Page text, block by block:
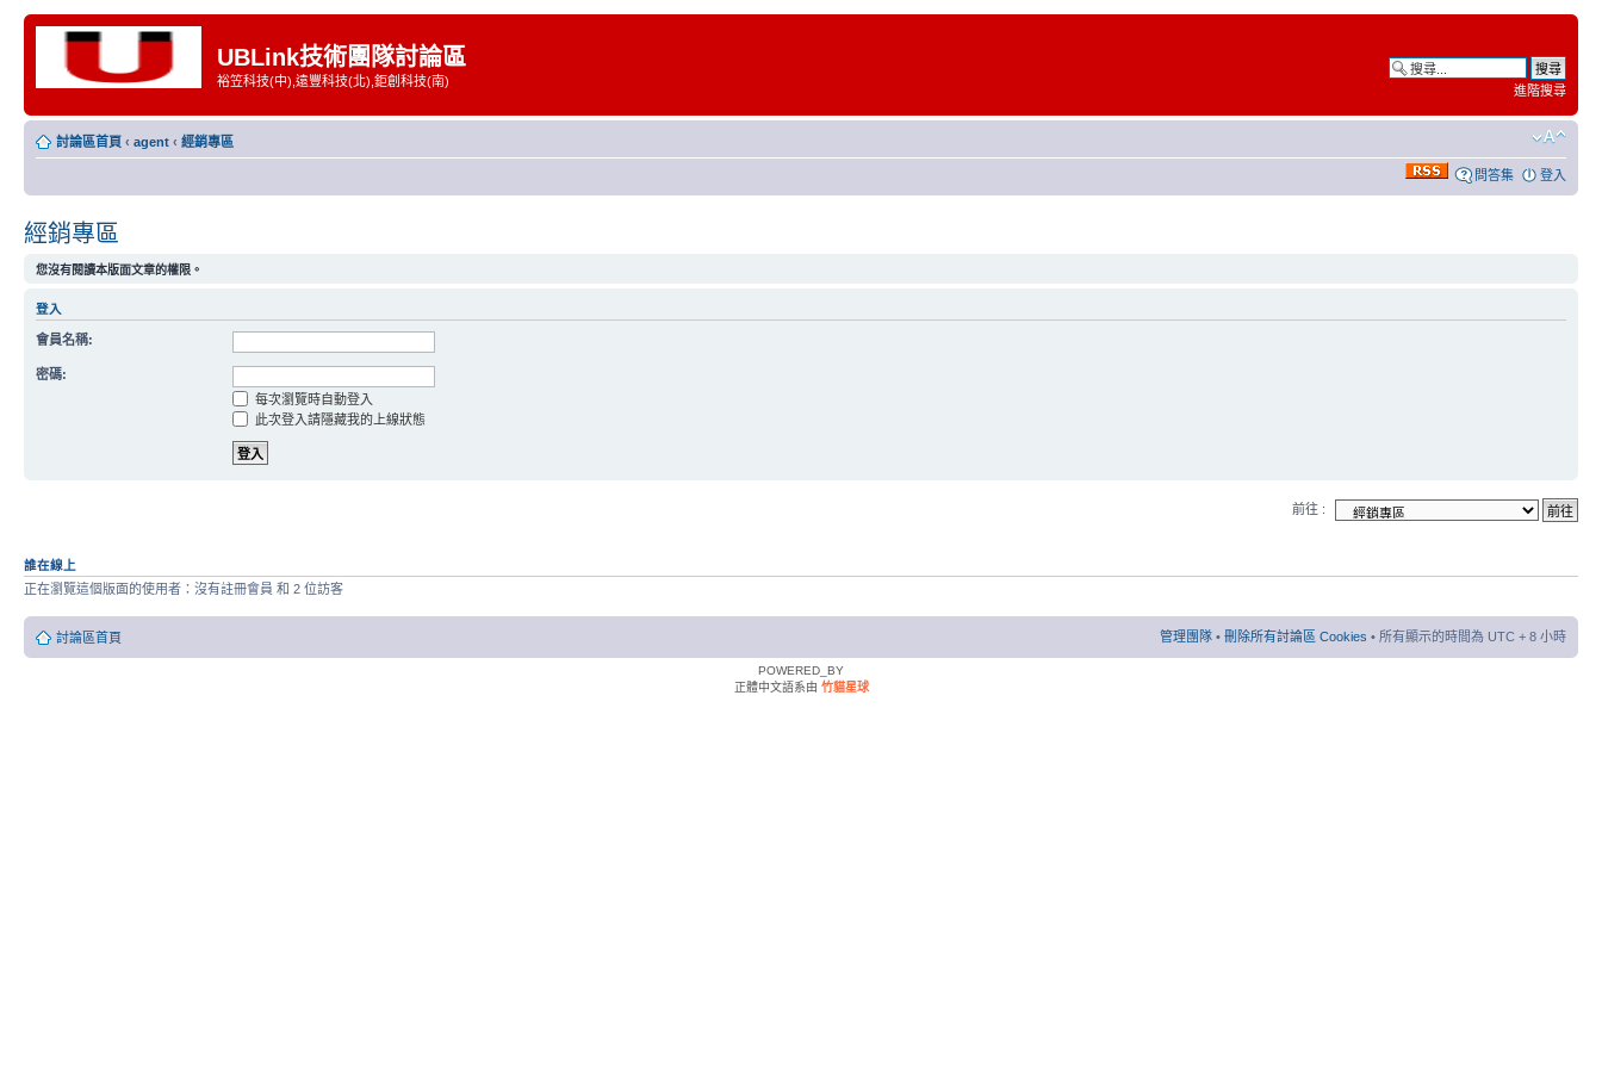
UBLink技術團隊討論區
裕笠科技(中),遠豐科技(北),鉅創科技(南)
進階搜尋
討論區首頁 ‹ agent ‹ 經銷專區
問答集 登入
經銷專區
您沒有閱讀本版面文章的權限。
登入
會員名稱:
密碼:
每次瀏覽時自動登入
此次登入請隱藏我的上線狀態
前往 :
誰在線上
正在瀏覽這個版面的使用者：沒有註冊會員 和 2 位訪客
討論區首頁 管理團隊 • 刪除所有討論區 Cookies • 所有顯示的時間為 UTC + 8 小時
POWERED_BY
正體中文語系由 竹貓星球